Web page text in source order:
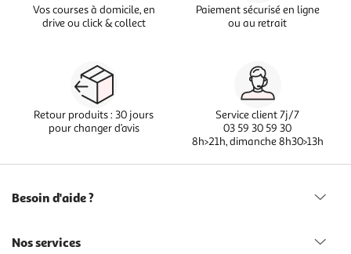
Vos courses à domicile, en
drive ou click & collect
Paiement sécurisé en ligne
ou au retrait
Retour produits : 30 jours
pour changer d’avis
Service client 7j/7
03 59 30 59 30
8h>21h, dimanche 8h30>13h
Besoin d'aide ?
Nos services